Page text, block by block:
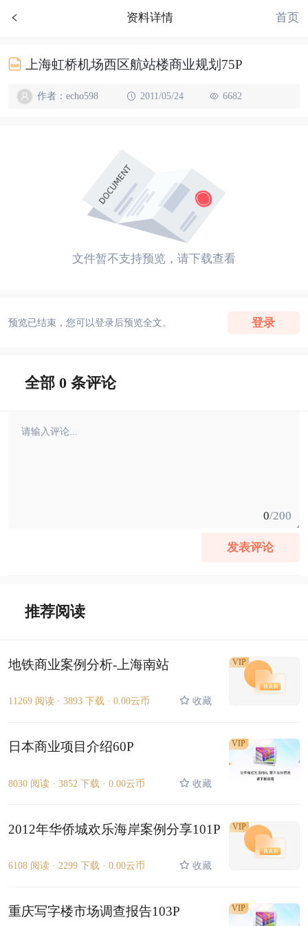
资料详情 首页
上海虹桥机场西区航站楼商业规划75P
作者：echo598 2011/05/24 6682
文件暂不支持预览，请下载查看
预览已结束，您可以登录后预览全文。 登录
全部 0 条评论
0/200
发表评论
推荐阅读
地铁商业案例分析-上海南站
11269 阅读 · 3893 下载 · 0.00云币 收藏
VIP
日本商业项目介绍60P
8030 阅读 · 3852 下载 · 0.00云币 收藏
VIP
2012年华侨城欢乐海岸案例分享101P
6108 阅读 · 2299 下载 · 0.00云币 收藏
VIP
重庆写字楼市场调查报告103P VIP